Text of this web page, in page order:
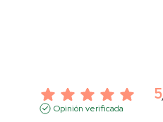
5
Opinión verificada